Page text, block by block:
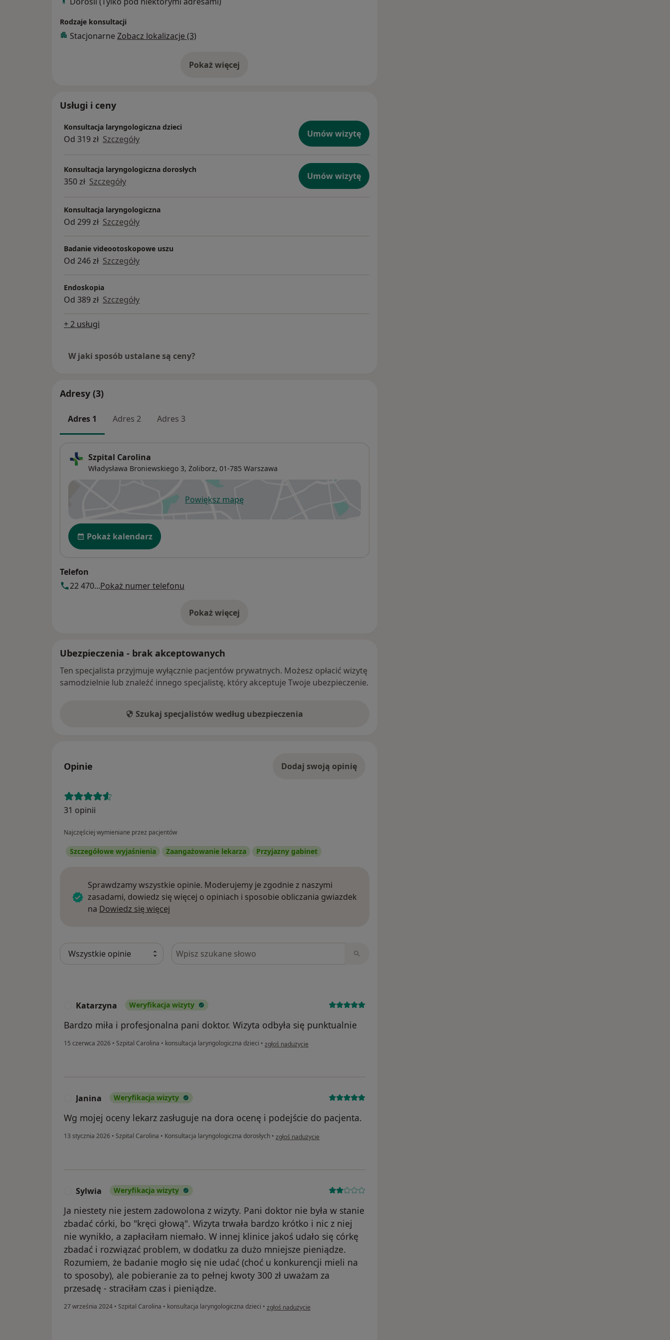
Rodzaje konsultacji
Stacjonarne Zobacz lokalizacje (3)
Pokaż więcejo doświadczeniu
Usługi i ceny
Konsultacja laryngologiczna dzieci
Od 319 zł Szczegóły Umów wizytę
Konsultacja laryngologiczna dorosłych
350 zł Szczegóły Umów wizytę
Konsultacja laryngologiczna
Od 299 zł Szczegóły
Badanie videootoskopowe uszu
Od 246 zł Szczegóły
Endoskopia
Od 389 zł Szczegóły
+ 2 usługi
W jaki sposób ustalane są ceny?
Adresy (3)
Adres 1 Adres 2 Adres 3
Szpital Carolina
Władysława Broniewskiego 3, Żoliborz, 01-785 Warszawa
Powiększ mapęotwiera się w nowej karcie
Dostępność
Pokaż kalendarz
Telefon
22 470...Pokaż numer telefonu
Pokaż więcej
o adresie
Ubezpieczenia - brak akceptowanych
Ten specjalista przyjmuje wyłącznie pacjentów prywatnych. Możesz opłacić wizytę
samodzielnie lub znaleźć innego specjalistę, który akceptuje Twoje ubezpieczenie.
Szukaj specjalistów według ubezpieczenia
Opinie Dodaj swoją opinię
31 opinii
Najczęściej wymieniane przez pacjentów
Szczegółowe wyjaśnienia Zaangażowanie lekarza Przyjazny gabinet
Sprawdzamy wszystkie opinie. Moderujemy je zgodnie z naszymi
zasadami, dowiedz się więcej o opiniach i sposobie obliczania gwiazdek
na Dowiedz się więcej
Szukaj w opiniach
Katarzyna Weryfikacja wizyty
Bardzo miła i profesjonalna pani doktor. Wizyta odbyła się punktualnie
15 czerwca 2026 • Szpital Carolina • konsultacja laryngologiczna dzieci • w opinii użytkownika Katarzyna
zgłoś nadużycie
Janina Weryfikacja wizyty
Wg mojej oceny lekarz zasługuje na dora ocenę i podejście do pacjenta.
13 stycznia 2026 • Szpital Carolina • Konsultacja laryngologiczna dorosłych • w opinii użytkownika Janina
zgłoś nadużycie
Sylwia Weryfikacja wizyty
Ja niestety nie jestem zadowolona z wizyty. Pani doktor nie była w stanie
zbadać córki, bo "kręci głową". Wizyta trwała bardzo krótko i nic z niej
nie wynikło, a zapłaciłam niemało. W innej klinice jakoś udało się córkę
zbadać i rozwiązać problem, w dodatku za dużo mniejsze pieniądze.
Rozumiem, że badanie mogło się nie udać (choć u konkurencji mieli na
to sposoby), ale pobieranie za to pełnej kwoty 300 zł uważam za
przesadę - straciłam czas i pieniądze.
27 września 2024 • Szpital Carolina • konsultacja laryngologiczna dzieci • w opinii użytkownika Sylwia
zgłoś nadużycie